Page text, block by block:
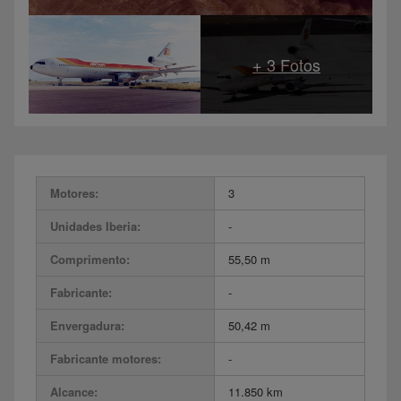
Motores:
3
Unidades Iberia:
-
Comprimento:
55,50 m
Fabricante:
-
Envergadura:
50,42 m
Fabricante motores:
-
Alcance:
11.850 km